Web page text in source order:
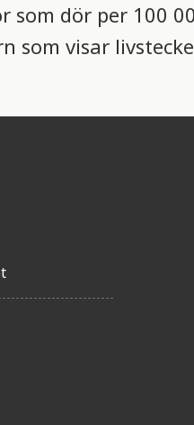
dör per 100
som visar